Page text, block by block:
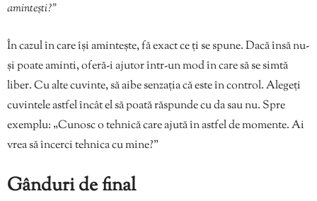
amintești?”
În cazul în care își amintește, fă exact ce ți se spune. Dacă însă nu-
și poate aminti, oferă-i ajutor într-un mod în care să se simtă
liber. Cu alte cuvinte, să aibe senzația că este în control. Alegeți
cuvintele astfel încât el să poată răspunde cu da sau nu. Spre
exemplu: „Cunosc o tehnică care ajută în astfel de momente. Ai
vrea să încerci tehnica cu mine?”
Gânduri de final